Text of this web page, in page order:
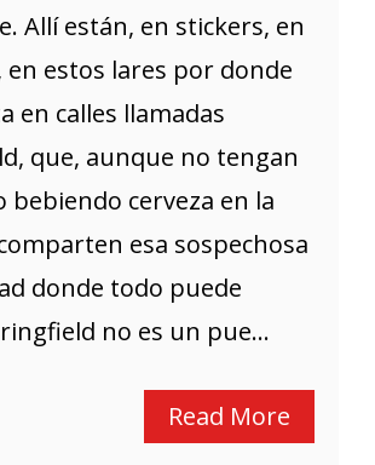
Allí están, en stickers, en
en estos lares por donde
en calles llamadas
que, aunque no tengan
bebiendo cerveza en la
esa sospechosa
donde todo puede
no es un pue...
Read More